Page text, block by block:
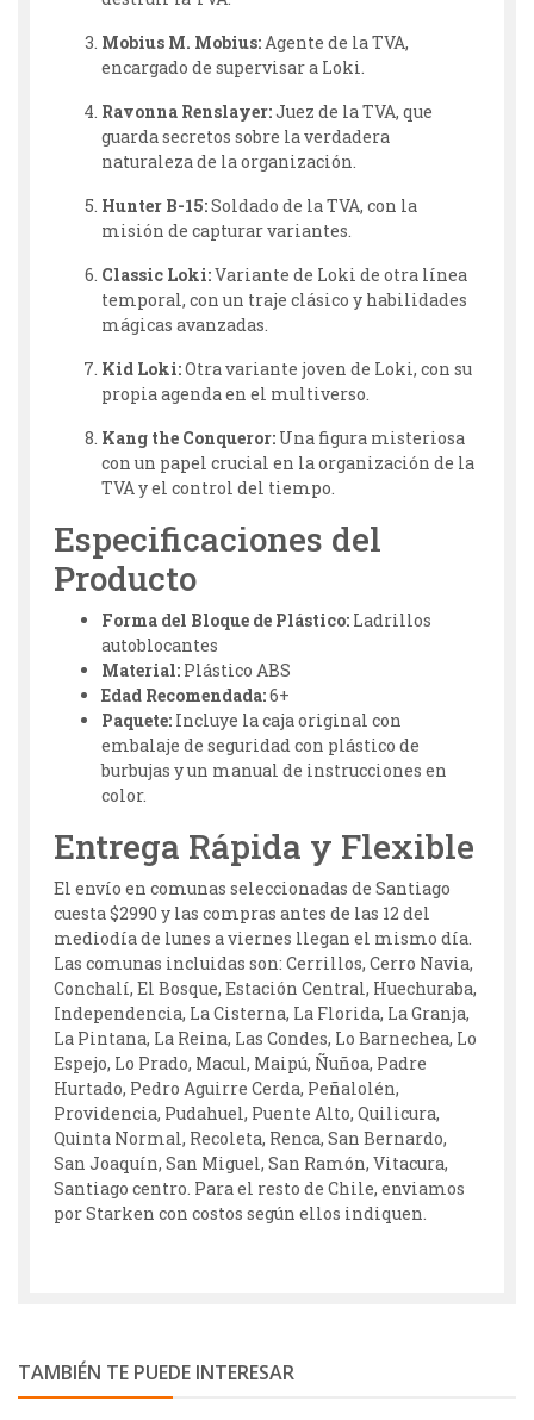
Mobius M. Mobius:Agente de la TVA,
encargado de supervisar a Loki.
Ravonna Renslayer:Juez de la TVA, que
guarda secretos sobre la verdadera
naturaleza de la organización.
Hunter B-15:Soldado de la TVA, con la
misión de capturar variantes.
Classic Loki:Variante de Loki de otra línea
temporal, con un traje clásico y habilidades
mágicas avanzadas.
Kid Loki:Otra variante joven de Loki, con su
propia agenda en el multiverso.
Kang the Conqueror: Una figura misteriosa
con un papel crucial en la organización de la
TVA y el control del tiempo.
Especificaciones del
Producto
Forma del Bloque de Plástico: Ladrillos
autoblocantes
Material: Plástico ABS
Edad Recomendada:6+
Paquete: Incluye la caja original con
embalaje de seguridad con plástico de
burbujas y un manual de instrucciones en
color.
Entrega Rápida y Flexible
El envío en comunas seleccionadas de Santiago
cuesta $2990 y las compras antes de las 12 del
mediodía de lunes a viernes llegan el mismo día.
Las comunas incluidas son: Cerrillos, Cerro Navia,
Conchalí, El Bosque, Estación Central, Huechuraba,
Independencia, La Cisterna, La Florida, La Granja,
La Pintana, La Reina, Las Condes, Lo Barnechea, Lo
Espejo, Lo Prado, Macul, Maipú, Ñuñoa, Padre
Hurtado, Pedro Aguirre Cerda, Peñalolén,
Providencia, Pudahuel, Puente Alto, Quilicura,
Quinta Normal, Recoleta, Renca, San Bernardo,
San Joaquín, San Miguel, San Ramón, Vitacura,
Santiago centro. Para el resto de Chile, enviamos
por Starken con costos según ellos indiquen.
TAMBIÉN TE PUEDE INTERESAR